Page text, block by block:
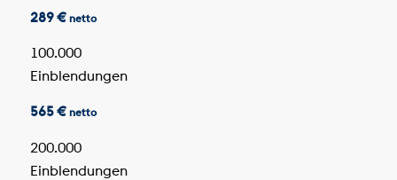
289 € netto
100.000
Einblendungen
565 € netto
200.000
Einblendungen